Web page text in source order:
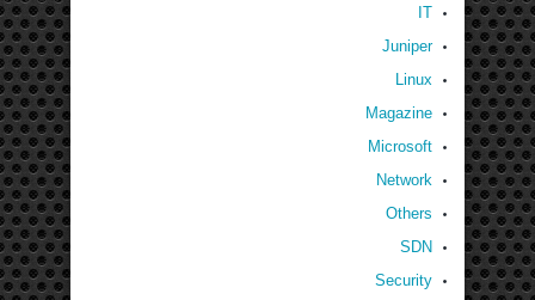
IT
Juniper
Linux
Magazine
Microsoft
Network
Others
SDN
Security